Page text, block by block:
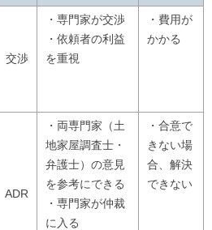
交渉
・専門家が交渉
・依頼者の利益
を重視
・費用が
かかる
ADR
・両専門家（土
地家屋調査士・
弁護士）の意見
を参考にできる
・専門家が仲裁
に入る
・合意で
きない場
合、解決
できない